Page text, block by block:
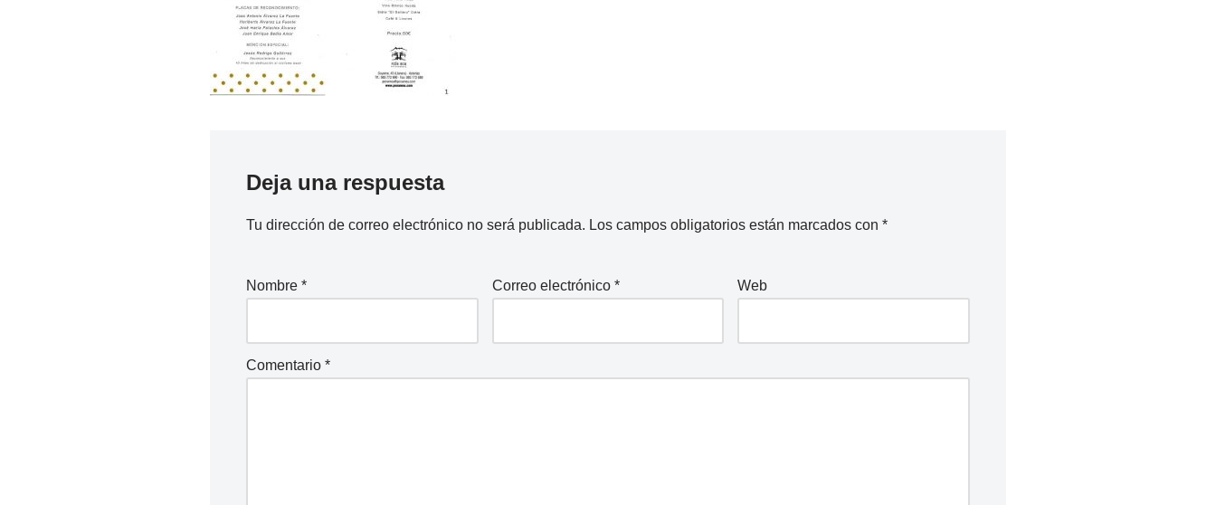
Deja una respuesta
Tu dirección de correo electrónico no será publicada. Los campos obligatorios están marcados con *
Nombre * Correo electrónico * Web
Comentario *